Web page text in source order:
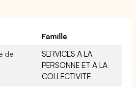
Famille
de
SERVICES A LA
PERSONNE ET A LA
COLLECTIVITE